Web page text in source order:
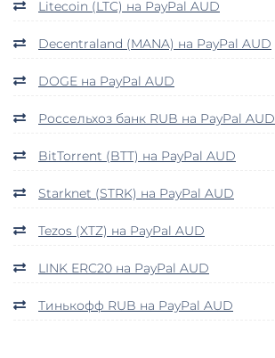
Litecoin (LTC) на PayPal AUD
Decentraland (MANA) на PayPal AUD
DOGE на PayPal AUD
Россельхоз банк RUB на PayPal AUD
BitTorrent (BTT) на PayPal AUD
Starknet (STRK) на PayPal AUD
Tezos (XTZ) на PayPal AUD
LINK ERC20 на PayPal AUD
Тинькофф RUB на PayPal AUD